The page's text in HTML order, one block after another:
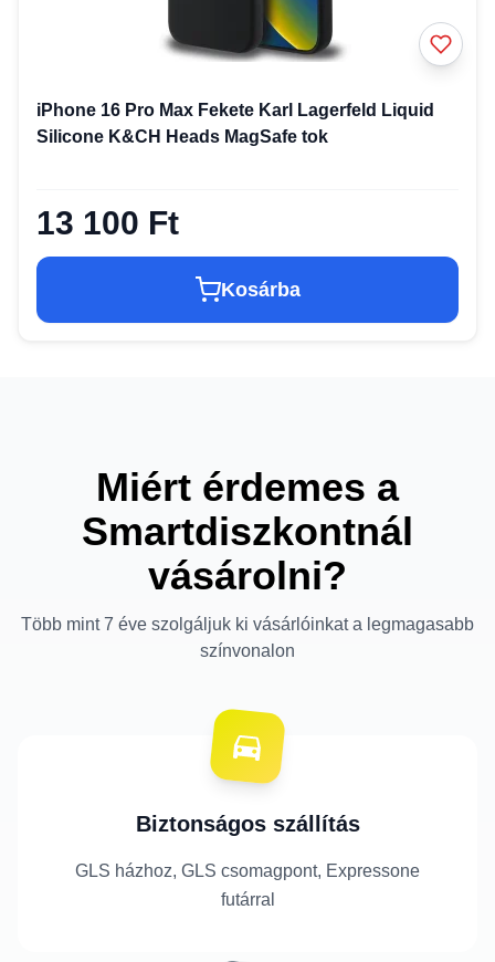
iPhone 16 Pro Max Fekete Karl Lagerfeld Liquid
Silicone K&CH Heads MagSafe tok
13 100 Ft
Kosárba
Miért érdemes a
Smartdiszkontnál
vásárolni?
Több mint 7 éve szolgáljuk ki vásárlóinkat a legmagasabb
színvonalon
Biztonságos szállítás
GLS házhoz, GLS csomagpont, Expressone
futárral